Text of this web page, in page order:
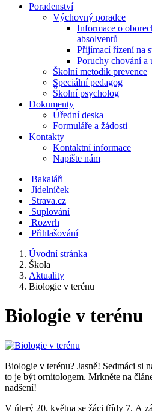
Poradenství
Výchovný poradce
Informace o
absolventů
Přijímací řízení na
Poruchy chování a
Školní metodik prevence
Speciální pedagog
Školní psycholog
Dokumenty
Úřední deska
Formuláře a žádosti
Kontakty
Kontaktní informace
Napište nám
Bakaláři
Jídelníček
Strava.cz
Suplování
Rozvrh
Přihlašování
Úvodní stránka
Škola
Aktuality
Biologie v terénu
Biologie v terénu
Biologie v terénu? Jasně! Sedmáci si
to je být ornitologem. Mrkněte na
nadšení!
V úterý 20. května se žáci třídy 7. A